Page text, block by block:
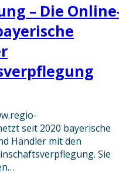
– Die
seit 2020 bayerische
Händler mit den
Sie